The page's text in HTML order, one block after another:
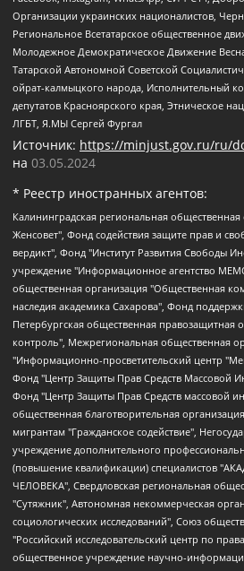
Организации украинских националистов,
Региональное Всетатарское общественное
Молодежное Демократическое Движение
Татарской Автономной Советской
ойрат-калмыцкого народа, Исполнительный
депутатов Красноярского края, Этническое
ЛГБТ, Я.МЫ Сергей Фургал
Источник: https://minjust.gov.ru/ru/
на 03.05.2024
* Реестр иностранных агентов:
Калининградская региональная общественная организация "Экозащита!-Женсовет", Фонд содействия защите прав и свобод граждан "Общественный вердикт", Фонд "Институт Развития Свободы Информации", Частное учреждение "Информационное агентство МЕМО. РУ", Региональная общественная организация "Общественная комиссия по сохранению наследия академика Сахарова", Фонд поддержки свободы прессы, Санкт-Петербургская общественная правозащитная организация "Гражданский контроль", Межрегиональная общественная организация "Информационно-просветительский центр "Мемориал", Региональный Фонд "Центр Защиты Прав Средств Массовой Информации", с 05.12.2023 Фонд "Центр Защиты Прав Средств массовой информации", Региональная общественная благотворительная организация помощи беженцам и мигрантам "Гражданское содействие", Негосударственное образовательное учреждение дополнительного профессионального образования (повышение квалификации) специалистов "АКАДЕМИЯ ПО ПРАВАМ ЧЕЛОВЕКА", Свердловская региональная общественная организация "Сутяжник", Автономная некоммерческая организация "Центр независимых социологических исследований", Союз общественных объединений "Российский исследовательский центр по правам человека", Региональное общественное учреждение научно-информационный центр "МЕМОРИАЛ", Некоммерческая организация "Фонд защиты гласности", Автономная некоммерческая организация "Институт прав человека", Городская общественная организация "Екатеринбургское общество "МЕМОРИАЛ", Городская общественная организация "Рязанское историко-просветительское и правозащитное общество "Мемориал" (Рязанский Мемориал), Челябинский региональный орган общественной самодеятельности – женское общественное объединение "Женщины Евразии", Челябинский региональный орган общественной самодеятельности "Уральская правозащитная группа", Фонд содействия защите здоровья и социальной справедливости имени Андрея Рылькова, Автономная Некоммерческая Организация "Аналитический Центр Юрия Левады", Автономная некоммерческая организация социальной поддержки населения "Проект Апрель", Региональная общественная организация помощи женщинам и детям, находящимся в кризисной ситуации "Информационно-методический центр "Анна", Фонд содействия развитию массовых коммуникаций и правовому просвещению "Так-так-Так", Фонд содействия устойчивому развитию "Серебряная тайга", Свердловский региональный общественный фонд социальных проектов "Новое время", "Idel.Реалии", Кавказ.Реалии, Крым.Реалии, Телеканал Настоящее Время, Татаро-башкирская служба Радио Свобода (Azatliq Radiosi), Радио Свободная Европа/Радио Свобода (PCE/PC), "Сибирь.Реалии", "Фактограф", Благотворительный фонд помощи осужденным и их семьям, Автономная некоммерческая организация "Институт глобализации и социальных движений", Фонд "В защиту прав заключенных", Частное учреждение "Центр поддержки и содействия развитию средств массовой информации", Пензенский региональный общественный благотворительный фонд "Гражданский союз", "Север.Реалии", Некоммерческая организация Фонд "Правовая инициатива", Общество с ограниченной ответственностью "Радио Свободная Европа/Радио Свобода", Чешское информационное агентство "MEDIUM-ORIENT", Красноярская региональная общественная организация "Мы против СПИДа", Камалягин Денис Николаевич, Маркелов Сергей Евгеньевич, Пономарев Лев Александрович, Савицкая Людмила Алексеевна, Автономная некоммерческая организация "Центр по работе с проблемой насилия "НАСИЛИЮ.НЕТ", Межрегиональный профессиональный союз работников здравоохранения "Альянс врачей", Юридическое лицо, зарегистрированное в Латвийской Республике, SIA "Medusa Project" (регистрационный номер 40103797863, дата регистрации 10.06.2014), Некоммерческая организация "Фонд по борьбе с коррупцией", Автономная некоммерческая организация "Институт права и публичной политики", Баданин Роман Сергеевич, Гликин Максим Александрович, Железнова Мария Михайловна, Лукьянова Юлия Сергеевна, Маетная Елизавета Витальевна, Маняхин Петр Борисович, Чуракова Ольга Владимировна, Ярош Юлия Петровна, Юридическое лицо "The Insider SIA", зарегистрированное в Риге, Латвийская Республика (дата регистрации 26.06.2015), являющееся администратором доменного имени интернет-издания "The Insider SIA", https://theins.ru, Постернак Алексей Евгеньевич, Рубин Михаил Аркадьевич, Анин Роман Александрович, Юридическое лицо Istories fonds, зарегистрированное в Латвийской Республике (регистрационный номер 50008295751, дата регистрации 24.02.2020), Великовский Дмитрий Александрович, Долинина Ирина Николаевна, Мароховская Алеся Алексеевна, Шлейнов Роман Юрьевич, Шмагун Олеся Валентиновна, Общество с ограниченной ответственностью "Альтаир 2021", Общество с ограниченной ответственностью "Вега 2021", Общество с ограниченной ответственностью "Главный редактор 2021", Общество с ограниченной ответственностью "Ромашки монолит", Важенков Артем Валерьевич, Ивановская областная общественная организация "Центр гендерных исследований", Гурман Юрий Альбертович, Медиапроект "ОВД-Инфо", Егоров Владимир Владимирович, Жилинский Владимир Александрович, Общество с ограниченной ответственностью "ЗП", Иванова София Юрьевна, Карезина Инна Павловна, Кильтау Екатерина Викторовна, Петров Алексей Викторович, Пискунов Сергей Евгеньевич, Смирнов Сергей Сергеевич, Тихонов Михаил Сергеевич, Общество с ограниченной ответственностью "ЖУРНАЛИСТ-ИНОСТРАННЫЙ АГЕНТ", Арапова Галина Юрьевна, Вольтская Татьяна Анатольевна, Американская компания "Mason G.E.S. Anonymous Foundation" (США), являющаяся владельцем интернет-издания https://mnews.world/, Компания "Stichting Bellingcat", зарегистрированная в Нидерландах (дата регистрации 11.07.2018), Захаров Андрей Вячеславович, Клепиковская Екатерина Дмитриевна, Общество с ограниченной ответственностью "МЕМО", Перл Роман Александрович, Симонов Евгений Алексеевич, Соловьева Елена Анатольевна, Сотников Даниил Владимирович, Сурначева Елизавета Дмитриевна, Автономная некоммерческая организация по защите прав человека и информированию населения "Якутия – Наше Мнение", Общество с ограниченной ответственностью "Москоу диджитал медиа", с 26.01.2023 Общество с ограниченной ответственностью "Чайка Белые сады", Ветошкина Валерия Валерьевна, Заговора Максим Александрович, Межрегиональное общественное движение "Российская ЛГБТ - сеть", Оленичев Максим Владимирович, Павлов Иван Юрьевич, Скворцова Елена